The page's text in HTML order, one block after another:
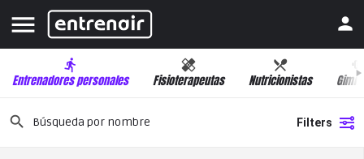
Entrenadores personales Fisioterapeutas Nutricionistas
Filters